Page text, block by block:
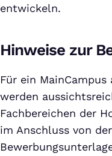
entwickeln.
Hinweise zur
Für ein
werden
Fachbereichen der
im Anschluss von